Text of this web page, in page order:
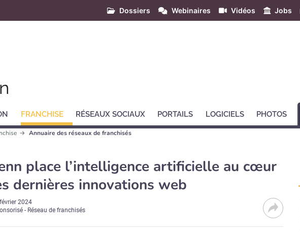
Dossiers Webinaires Vidéos Jobs
FRANCHISE RÉSEAUX SOCIAUX PORTAILS LOGICIELS PHOTOS
Annuaire des réseaux de franchisés
place l’intelligence artificielle au cœur
dernières innovations web
2024
- Réseau de franchisés